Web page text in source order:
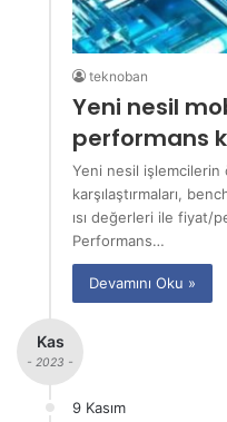
teknoban
Yeni nesil
performans
Yeni nesil
karşılaştırmaları,
ısı değerleri ile fiyat/
Performans…
Devamını Oku »
Kas
- 2023 -
9 Kasım